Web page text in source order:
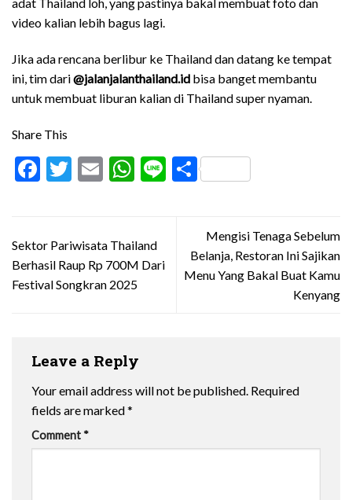
video kalian lebih bagus lagi.
Jika ada rencana berlibur ke Thailand dan datang ke tempat
ini, tim dari@jalanjalanthailand.id bisa banget membantu
untuk membuat liburan kalian di Thailand super nyaman.
Share This
Facebook
Twitter
EmailWhatsApp
LineShare
Sektor Pariwisata Thailand
Berhasil Raup Rp 700M Dari
Festival Songkran 2025
Mengisi Tenaga Sebelum
Belanja, Restoran Ini Sajikan
Menu Yang Bakal Buat Kamu
Kenyang
Leave a Reply
Your email address will not be published. Required
fields are marked*
Comment *